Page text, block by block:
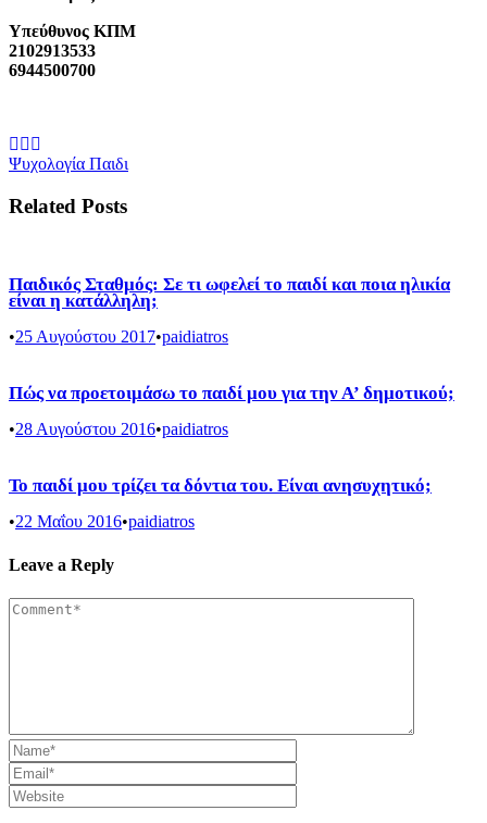
Υπεύθυνος ΚΠΜ
2102913533
6944500700
Ψυχολογία Παιδι
Related Posts
Παιδικός Σταθμός: Σε τι ωφελεί το παιδί και ποια ηλικία
είναι η κατάλληλη;
•25 Αυγούστου 2017•paidiatros
Πώς να προετοιμάσω το παιδί μου για την Α’ δημοτικού;
•28 Αυγούστου 2016•paidiatros
Το παιδί μου τρίζει τα δόντια του. Είναι ανησυχητικό;
•22 Μαΐου 2016•paidiatros
Leave a Reply